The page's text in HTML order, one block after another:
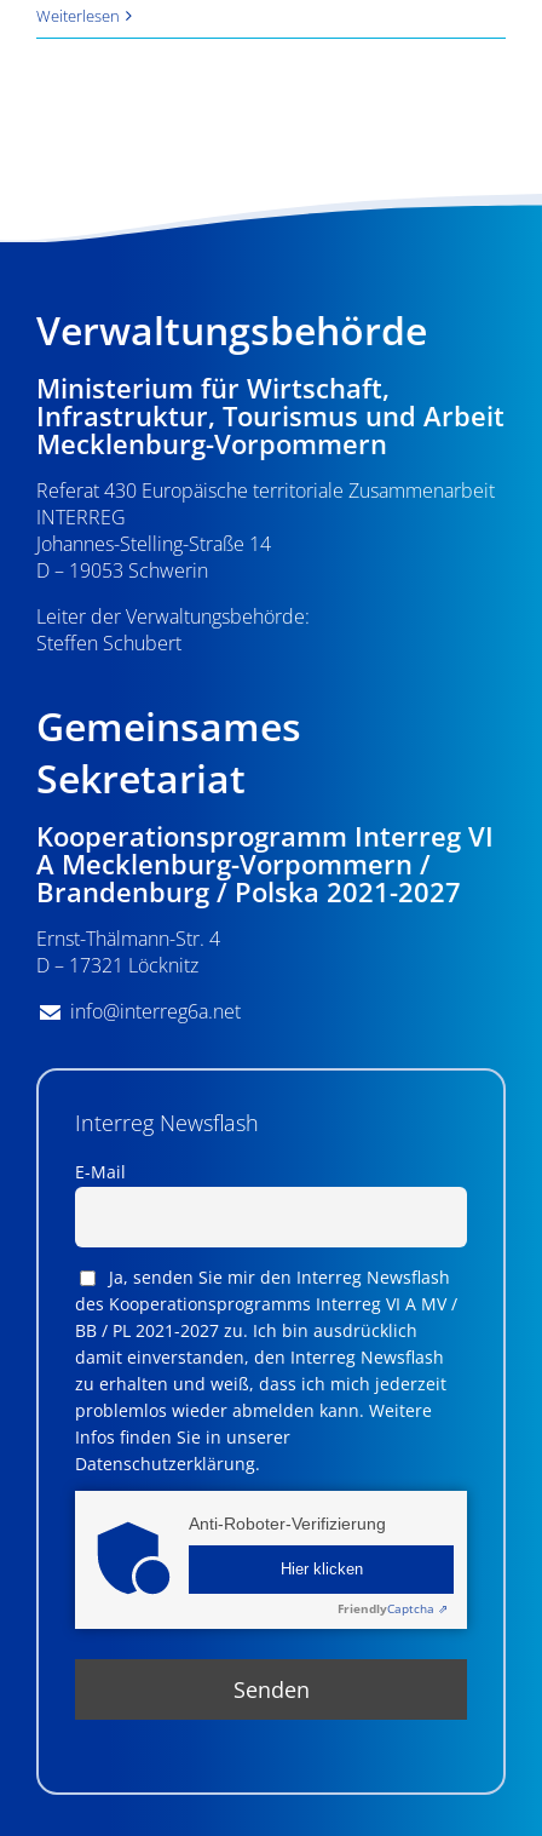
Dokumente
Weiterlesen
Verwaltungsbehörde
Ministerium für Wirtschaft,
Infrastruktur, Tourismus und Arbeit
Mecklenburg-Vorpommern
Referat 430 Europäische territoriale Zusammenarbeit
INTERREG
Johannes-Stelling-Straße 14
D – 19053 Schwerin
Leiter der Verwaltungsbehörde:
Steffen Schubert
Gemeinsames
Sekretariat
Kooperationsprogramm Interreg VI
A Mecklenburg-Vorpommern /
Brandenburg / Polska 2021-2027
Ernst-Thälmann-Str. 4
D – 17321 Löcknitz
info@interreg6a.net
Interreg Newsflash
E-Mail
Ja, senden Sie mir den Interreg Newsflash
des Kooperationsprogramms Interreg VI A MV /
BB / PL 2021-2027 zu. Ich bin ausdrücklich
damit einverstanden, den Interreg Newsflash
zu erhalten und weiß, dass ich mich jederzeit
problemlos wieder abmelden kann. Weitere
Infos finden Sie in unserer
Datenschutzerklärung.
Anti-Roboter-Verifizierung
Hier klicken
FriendlyCaptcha ⇗